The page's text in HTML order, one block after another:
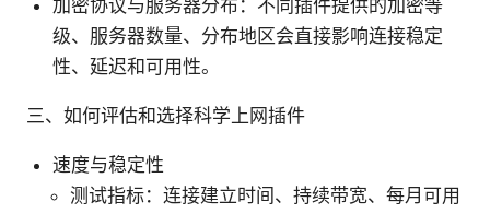
加密协议与服务器分布：不同插件提供的加密等
级、服务器数量、分布地区会直接影响连接稳定
性、延迟和可用性。
三、如何评估和选择科学上网插件
速度与稳定性
测试指标：连接建立时间、持续带宽、每月可用